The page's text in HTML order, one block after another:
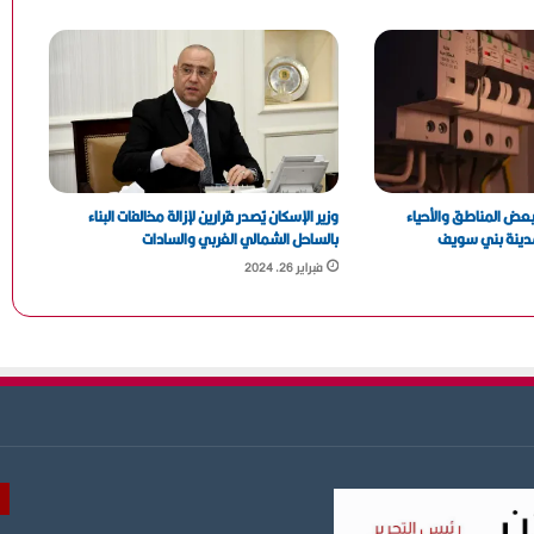
تكنولوجية جديدة بالقناطر الخيرية لتعزيز التحول الرقمي
بعد شكاوى المواطنين.. ضبط أكثر من طن لحوم غير
صالحة للتداول داخل منشأة بمركز أجا
المناطق والأحياء
بني سويف
وزير الإسكان يًصدر قرارين لإزالة مخالفات البناء
بالساحل الشمالي الغربي والسادات
فبراير 26, 2024